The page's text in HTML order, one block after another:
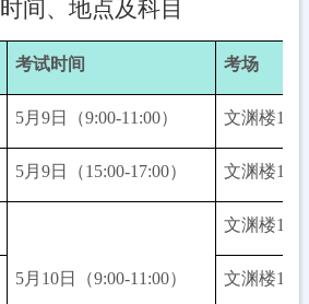
时间、 地点及科目
考试时间 考场
5月9日（9:00-11:00） 文渊楼
5月9日（15:00-17:00） 文渊楼
5月10日（9:00-11:00）
文渊楼
文渊楼